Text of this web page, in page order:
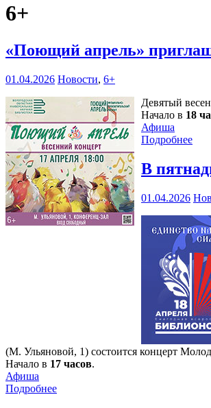
6+
«Поющий апрель»
01.04.2026 Новости, 6+
Девятый
Начало в 18
Афиша
Подробнее
В
01.04.2026
(М. Ульяновой, 1) состоится концерт
Начало в 17 часов.
Афиша
Подробнее